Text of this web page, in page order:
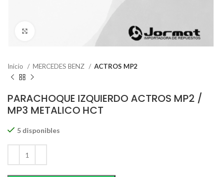
Inicio MERCEDES BENZ ACTROS MP2
PARACHOQUE IZQUIERDO ACTROS MP2 /
MP3 METALICO HCT
5 disponibles